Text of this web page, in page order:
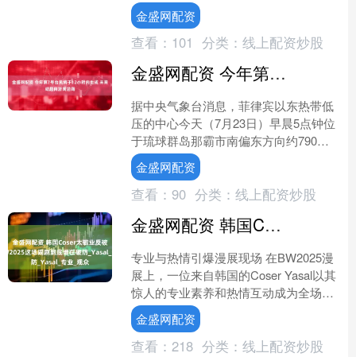
学校开设的中医康复全科班，因以仲景
推拿法为核心、侧重临床实....
金盛网配资
查看： 101 分类： 线上配资炒股
金盛网配资 今年第7号台风将于12小时内生成 未来或趋向浙闽沿海
据中央气象台消息，菲律宾以东热带低
压的中心今天（7月23日）早晨5点钟位
于琉球群岛那霸市南偏东方向约790公
里的洋面上，就是北纬19.9度、东经
131.2度，中....
金盛网配资
查看： 90 分类： 线上配资炒股
金盛网配资 韩国Coser太敬业反被举报？BW2025这场闹剧到底谁在破防_Yasal_专业_观众
专业与热情引爆漫展现场 在BW2025漫
展上，一位来自韩国的Coser Yasal以其
惊人的专业素养和热情互动成为全场焦
点。她不仅拥有令人惊艳的颜值和身
材，更展....
金盛网配资
查看： 218 分类： 线上配资炒股